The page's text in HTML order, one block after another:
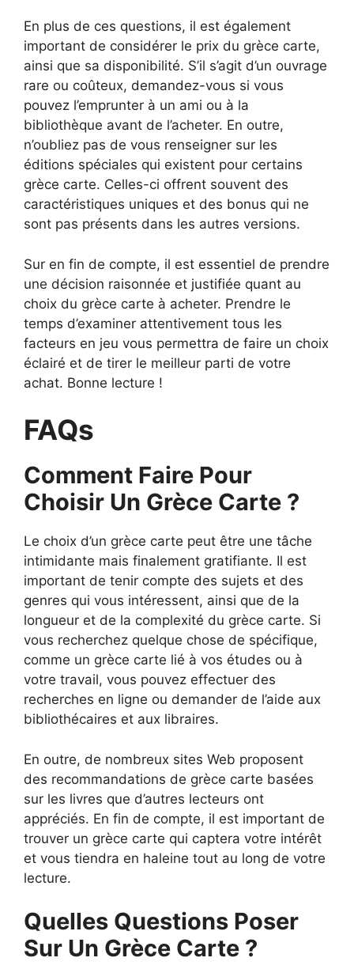
En plus de ces questions, il est également
important de considérer le prix du grèce carte,
ainsi que sa disponibilité. S’il s’agit d’un ouvrage
rare ou coûteux, demandez-vous si vous
pouvez l’emprunter à un ami ou à la
bibliothèque avant de l’acheter. En outre,
n’oubliez pas de vous renseigner sur les
éditions spéciales qui existent pour certains
grèce carte. Celles-ci offrent souvent des
caractéristiques uniques et des bonus qui ne
sont pas présents dans les autres versions.
Sur en fin de compte, il est essentiel de prendre
une décision raisonnée et justifiée quant au
choix du grèce carte à acheter. Prendre le
temps d’examiner attentivement tous les
facteurs en jeu vous permettra de faire un choix
éclairé et de tirer le meilleur parti de votre
achat. Bonne lecture !
FAQs
Comment Faire Pour
Choisir Un Grèce Carte ?
Le choix d’un grèce carte peut être une tâche
intimidante mais finalement gratifiante. Il est
important de tenir compte des sujets et des
genres qui vous intéressent, ainsi que de la
longueur et de la complexité du grèce carte. Si
vous recherchez quelque chose de spécifique,
comme un grèce carte lié à vos études ou à
votre travail, vous pouvez effectuer des
recherches en ligne ou demander de l’aide aux
bibliothécaires et aux libraires.
En outre, de nombreux sites Web proposent
des recommandations de grèce carte basées
sur les livres que d’autres lecteurs ont
appréciés. En fin de compte, il est important de
trouver un grèce carte qui captera votre intérêt
et vous tiendra en haleine tout au long de votre
lecture.
Quelles Questions Poser
Sur Un Grèce Carte ?